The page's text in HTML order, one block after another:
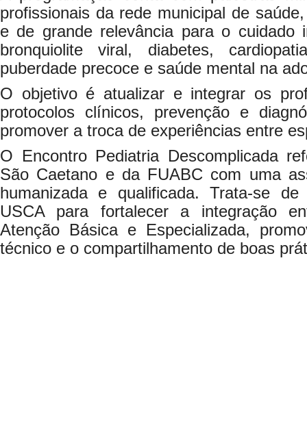
profissionais da rede municipal de
e de grande relevância para o cuidado
bronquiolite viral, diabetes,
puberdade precoce e saúde mental na
O objetivo é atualizar e integrar os
protocolos clínicos, prevenção e
promover a troca de experiências entre
O Encontro Pediatria Descomplicada
São Caetano e da FUABC com uma
humanizada e qualificada. Trata-se
USCA para fortalecer a integração
Atenção Básica e Especializada,
técnico e o compartilhamento de boas